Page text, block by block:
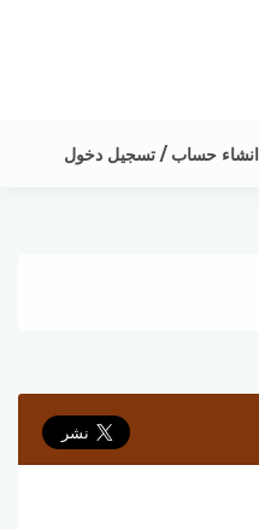
انشاء حساب / تسجيل دخول